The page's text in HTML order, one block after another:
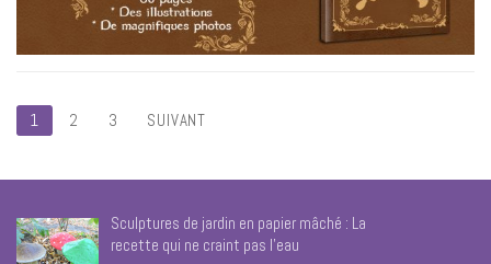
Pagination
publications
1 2 3 SUIVANT
Sculptures de jardin en papier mâché : La
recette qui ne craint pas l’eau